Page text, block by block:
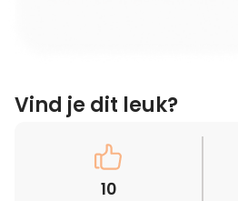
Vind je dit leuk?
10